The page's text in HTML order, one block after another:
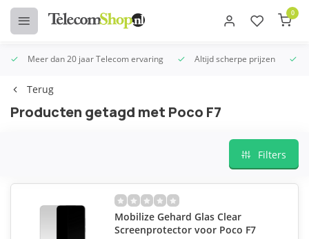
0
Meer dan 20 jaar Telecom ervaring Altijd scherpe prijzen
Terug
Producten getagd met Poco F7
Filters
Mobilize Gehard Glas Clear
Screenprotector voor Poco F7